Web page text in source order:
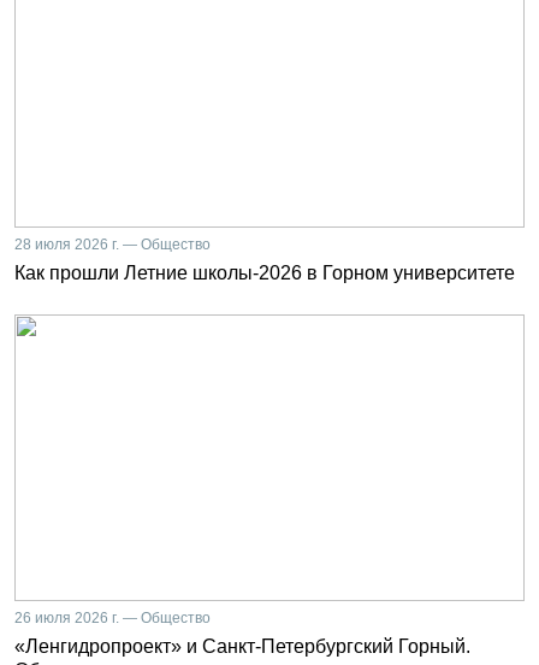
28 июля 2026 г. — Общество
Как прошли Летние школы-2026 в Горном университете
26 июля 2026 г. — Общество
«Ленгидропроект» и Санкт-Петербургский Горный.